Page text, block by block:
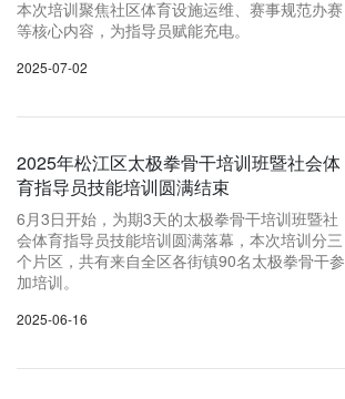
本次培训聚焦社区体育设施运维、赛事规范办赛
等核心内容，为指导员赋能充电。
2025-07-02
2025年松江区太极拳骨干培训班暨社会体
育指导员技能培训圆满结束
6月3日开始，为期3天的太极拳骨干培训班暨社
会体育指导员技能培训圆满落幕，本次培训分三
个片区，共有来自全区各街镇90名太极拳骨干参
加培训。
2025-06-16